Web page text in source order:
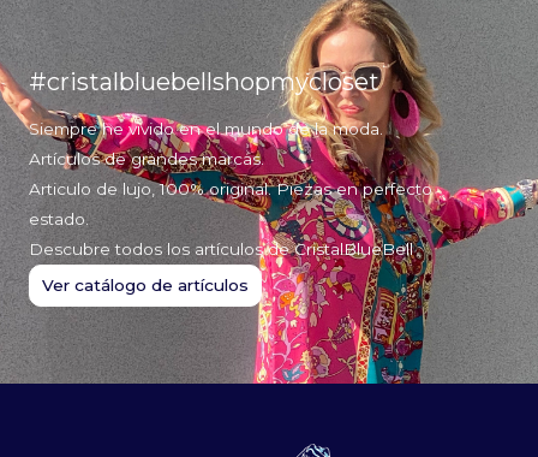
#cristalbluebellshopmycloset
Siempre he vivido en el mundo de la moda.
Artículos de grandes marcas.
Articulo de lujo, 100% original. Piezas en perfecto
estado.
Descubre todos los artículos de CristalBlueBell
Ver catálogo de artículos